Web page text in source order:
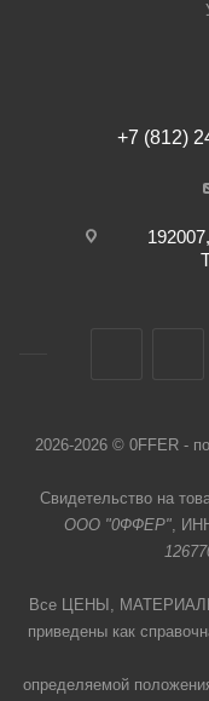
+7 (812)
2026-2026 © 0FFER -
Свидетельство на
ООО "0ФФЕР",
Все ЦЕНЫ,
приведены как
определяемой